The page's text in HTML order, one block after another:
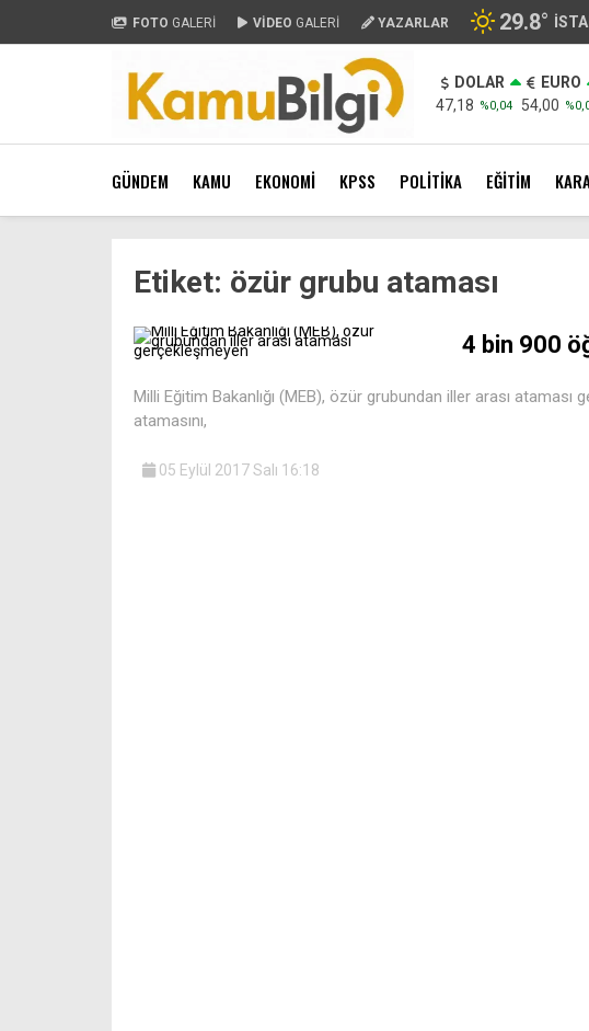
FOTO GALERİ VİDEO GALERİ YAZARLAR 29.8°
DOLAR
47,18 %0,04
EURO
54,00
GÜNDEM KAMU EKONOMİ KPSS POLİTİKA EĞİTİM
Etiket: özür grubu ataması
4 bin 900
Milli Eğitim Bakanlığı (MEB), özür grubundan iller arası
atamasını,
05 Eylül 2017 Salı 16:18